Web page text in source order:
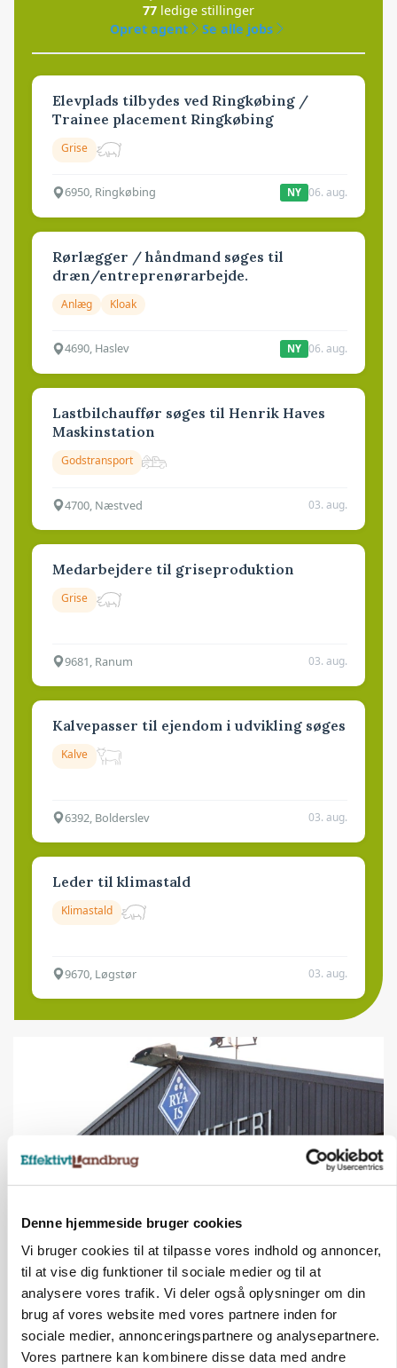
Denne hjemmeside bruger cookies
Vi bruger cookies til at tilpasse vores indhold og annoncer,
til at vise dig funktioner til sociale medier og til at
analysere vores trafik. Vi deler også oplysninger om din
brug af vores website med vores partnere inden for
sociale medier, annonceringspartnere og analysepartnere.
Vores partnere kan kombinere disse data med andre
77 ledige stillinger
Opret agent
Se alle jobs
Elevplads tilbydes ved Ringkøbing /
Trainee placement Ringkøbing
Grise
6950, Ringkøbing NY 06. aug.
Rørlægger / håndmand søges til
dræn/entreprenørarbejde.
Anlæg Kloak
4690, Haslev NY 06. aug.
Lastbilchauffør søges til Henrik Haves
Maskinstation
Godstransport
4700, Næstved 03. aug.
Medarbejdere til griseproduktion
Grise
9681, Ranum 03. aug.
Kalvepasser til ejendom i udvikling søges
Kalve
6392, Bolderslev 03. aug.
Leder til klimastald
Klimastald
9670, Løgstør 03. aug.
KULTUR
Tæller Aabybro Mejeri og Axel Månsson: 21
fødevareproducenter indstillet til pris